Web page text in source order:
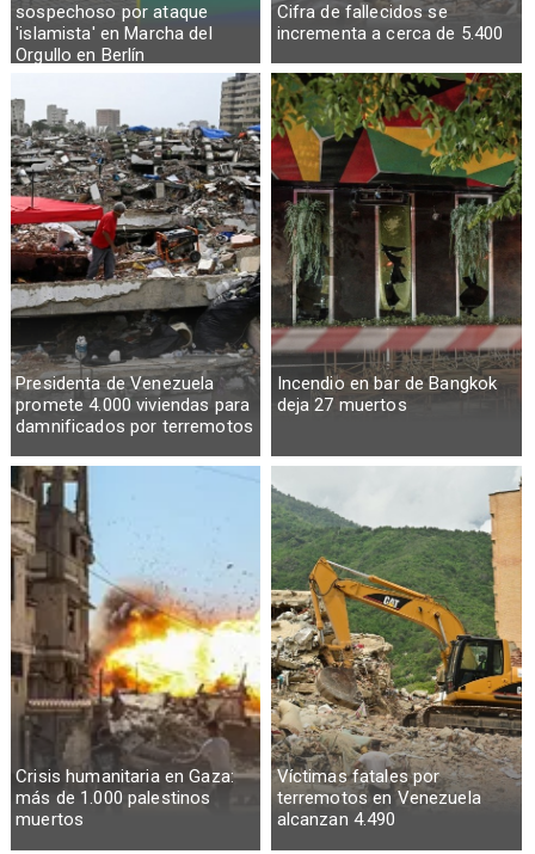
sospechoso por ataque
'islamista' en Marcha del
Orgullo en Berlín
Cifra de fallecidos se
incrementa a cerca de 5.400
Presidenta de Venezuela
promete 4.000 viviendas para
damnificados por terremotos
Incendio en bar de Bangkok
deja 27 muertos
Crisis humanitaria en Gaza:
más de 1.000 palestinos
muertos
Víctimas fatales por
terremotos en Venezuela
alcanzan 4.490